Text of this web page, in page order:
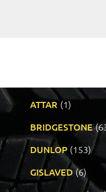
ATTAR (1)
BRIDGESTONE
DUNLOP (153)
GISLAVED (6)